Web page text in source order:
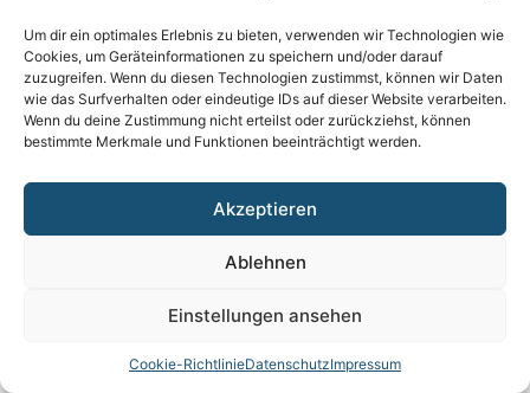
Um dir ein optimales Erlebnis zu bieten, verwenden wir Technologien wie
Cookies, um Geräteinformationen zu speichern und/oder darauf
zuzugreifen. Wenn du diesen Technologien zustimmst, können wir Daten
wie das Surfverhalten oder eindeutige IDs auf dieser Website verarbeiten.
Wenn du deine Zustimmung nicht erteilst oder zurückziehst, können
bestimmte Merkmale und Funktionen beeinträchtigt werden.
Akzeptieren
Ablehnen
Einstellungen ansehen
Cookie-RichtlinieDatenschutzImpressum
E-Mail: info@tost.de
Öffnungszeiten:
Montag – Donnerstag: 8:00 – 17:00 Uhr
Impressum|Datenschutz |AGB